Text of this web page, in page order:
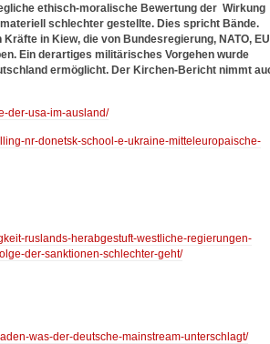
ethisch-moralische Bewertung der Wirkung
schlechter gestellte. Dies spricht Bände.
in Kiew, die von Bundesregierung, NATO, EU
Ein derartiges militärisches Vorgehen wurde
ermöglicht. Der Kirchen-Bericht nimmt
der-usa-im-ausland/
nr-donetsk-school-e-ukraine-mitteleuropaische-
ruslands-herabgestuft-westliche-regierungen-
der-sanktionen-schlechter-geht/
was-der-deutsche-mainstream-unterschlagt/